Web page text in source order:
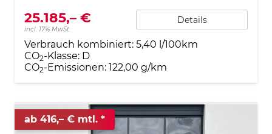
25.185,– €
incl. 17% MwSt.
Details
Verbrauch kombiniert: 5,40 l/100km
CO2-Klasse: D
CO2-Emissionen: 122,00 g/km
ab 416,– € mtl.